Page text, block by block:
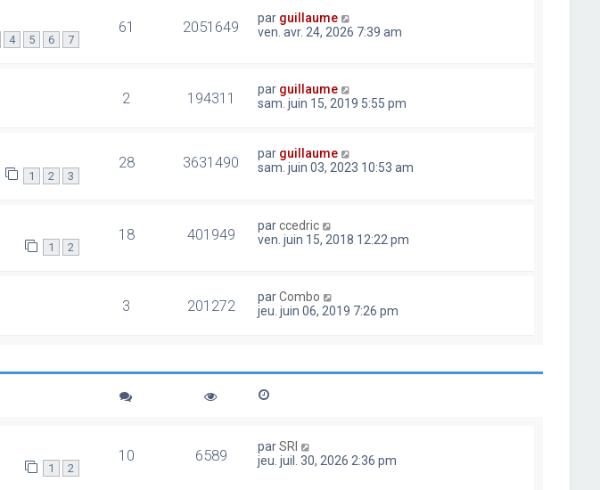
4 5 6 7
61 2051649 par guillaume
ven. avr. 24, 2026 7:39 am
2 194311 par guillaume
sam. juin 15, 2019 5:55 pm
1 2 3
28 3631490 par guillaume
sam. juin 03, 2023 10:53 am
1 2
18 401949 parccedric
ven. juin 15, 2018 12:22 pm
3 201272 parCombo
jeu. juin 06, 2019 7:26 pm
1 2
10 6589 parSRI
jeu. juil. 30, 2026 2:36 pm